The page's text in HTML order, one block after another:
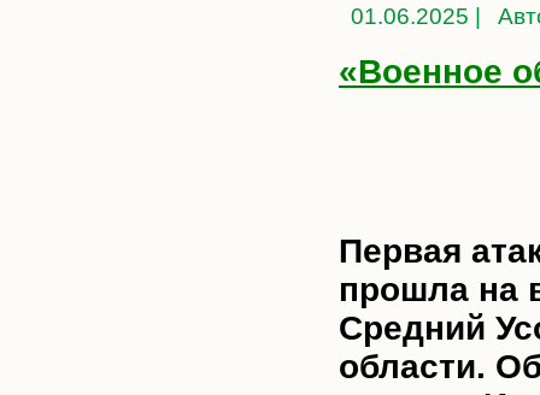
01.06.2025 |
«Военное
Первая
прошла на
Средний
области.